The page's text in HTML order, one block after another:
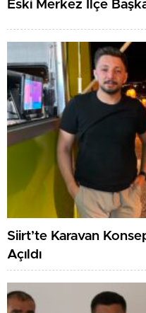
Eski Merkez İlçe
Siirt’te Karavan
Açıldı